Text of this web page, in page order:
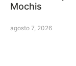
Mochis
agosto 7, 2026